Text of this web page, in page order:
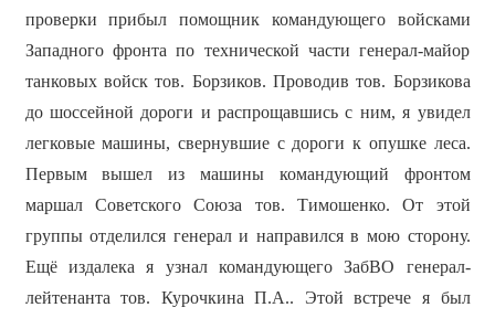
проверки прибыл помощник командующего войсками
Западного фронта по технической части генерал-майор
танковых войск тов. Борзиков. Проводив тов. Борзикова
до шоссейной дороги и распрощавшись с ним, я увидел
легковые машины, свернувшие с дороги к опушке леса.
Первым вышел из машины командующий фронтом
маршал Советского Союза тов. Тимошенко. От этой
группы отделился генерал и направился в мою сторону.
Ещё издалека я узнал командующего ЗабВО генерал-
лейтенанта тов. Курочкина П.А.. Этой встрече я был